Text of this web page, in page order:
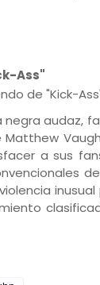
Ass"
de "Kick-
audaz,
a sus